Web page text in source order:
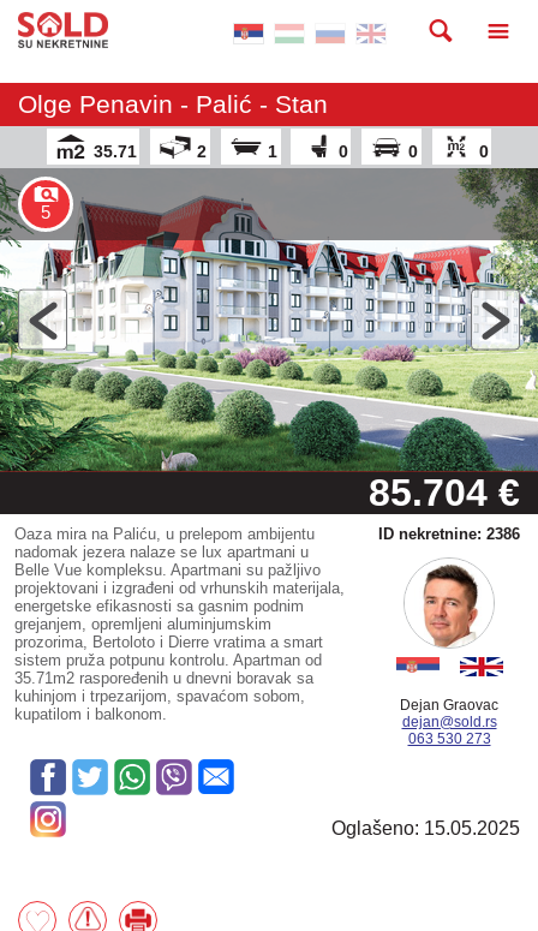
Olge Penavin - Palić - Stan
35.71 2 1 0 0 0
5
85.704 €
Oaza mira na Paliću, u prelepom ambijentu
nadomak jezera nalaze se lux apartmani u
Belle Vue kompleksu. Apartmani su pažljivo
projektovani i izgrađeni od vrhunskih materijala,
energetske efikasnosti sa gasnim podnim
grejanjem, opremljeni aluminjumskim
prozorima, Bertoloto i Dierre vratima a smart
sistem pruža potpunu kontrolu. Apartman od
35.71m2 raspoređenih u dnevni boravak sa
kuhinjom i trpezarijom, spavaćom sobom,
kupatilom i balkonom.
ID nekretnine: 2386
Dejan Graovac
dejan@sold.rs
063 530 273
Oglašeno: 15.05.2025